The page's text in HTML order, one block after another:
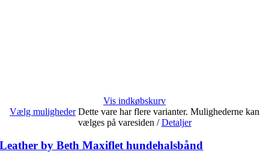
Vis indkøbskurv
Vælg muligheder Dette vare har flere varianter. Mulighederne kan
vælges på varesiden / Detaljer
Leather by Beth Maxiflet hundehalsbånd